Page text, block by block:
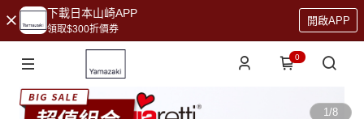
下載日本山崎APP
領取$300折價券
開啟APP
0
1/8